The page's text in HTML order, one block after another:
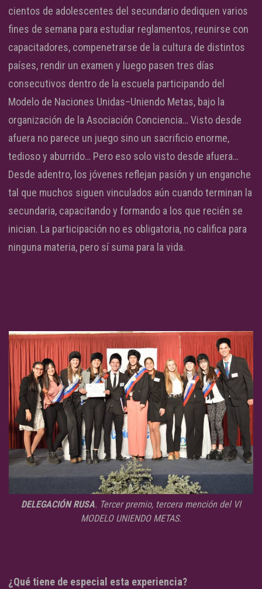
cientos de adolescentes del secundario dediquen varios
fines de semana para estudiar reglamentos, reunirse con
capacitadores, compenetrarse de la cultura de distintos
países, rendir un examen y luego pasen tres días
consecutivos dentro de la escuela participando del
Modelo de Naciones Unidas–Uniendo Metas, bajo la
organización de la Asociación Conciencia… Visto desde
afuera no parece un juego sino un sacrificio enorme,
tedioso y aburrido… Pero eso solo visto desde afuera…
Desde adentro, los jóvenes reflejan pasión y un enganche
tal que muchos siguen vinculados aún cuando terminan la
secundaria, capacitando y formando a los que recién se
inician. La participación no es obligatoria, no califica para
ninguna materia, pero sí suma para la vida.
DELEGACIÓN RUSA. Tercer premio, tercera mención del VI
MODELO UNIENDO METAS.
¿Qué tiene de especial esta experiencia?